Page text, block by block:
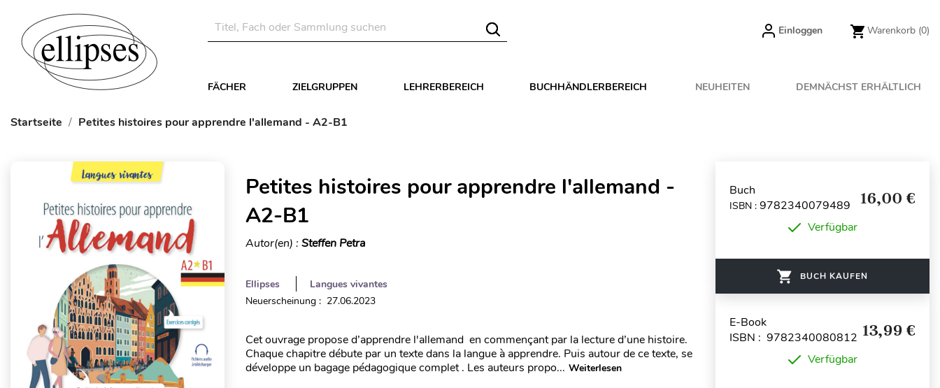
Einloggen Warenkorb (0)
FÄCHER ZIELGRUPPEN LEHRERBEREICH BUCHHÄNDLERBEREICH NEUHEITEN DEMNÄCHST ERHÄLTLICH
Startseite Petites histoires pour apprendre l'allemand - A2-B1
Petites histoires pour apprendre l'allemand -
A2-B1
Autor(en) : Steffen Petra
Ellipses
Langues vivantes
Neuerscheinung : 27.06.2023
Cet ouvrage propose d’apprendre l'allemand en commençant par la lecture d’une histoire.
Chaque chapitre débute par un texte dans la langue à apprendre. Puis autour de ce texte, se
développe un bagage pédagogique complet . Les auteurs propo... Weiterlesen
Buch
ISBN : 9782340079489 16,00 €
Verfügbar
BUCH KAUFEN
E-Book
ISBN : 9782340080812 13,99 €
Verfügbar